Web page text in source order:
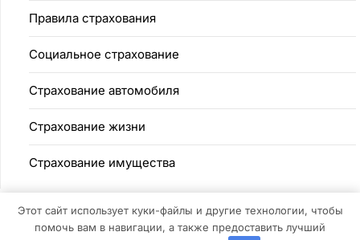
Правила страхования
Социальное страхование
Страхование автомобиля
Страхование жизни
Страхование имущества
©2026 SecureLife| Дизайн:Газетная тема
Этот сайт использует куки-файлы и другие технологии, чтобы
помочь вам в навигации, а также предоставить лучший